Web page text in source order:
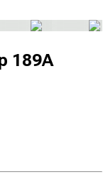
189A